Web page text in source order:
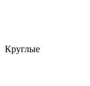
Круглые